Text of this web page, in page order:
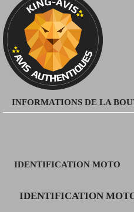
INFORMATIONS DE LA
IDENTIFICATION MOTO
IDENTIFICATION